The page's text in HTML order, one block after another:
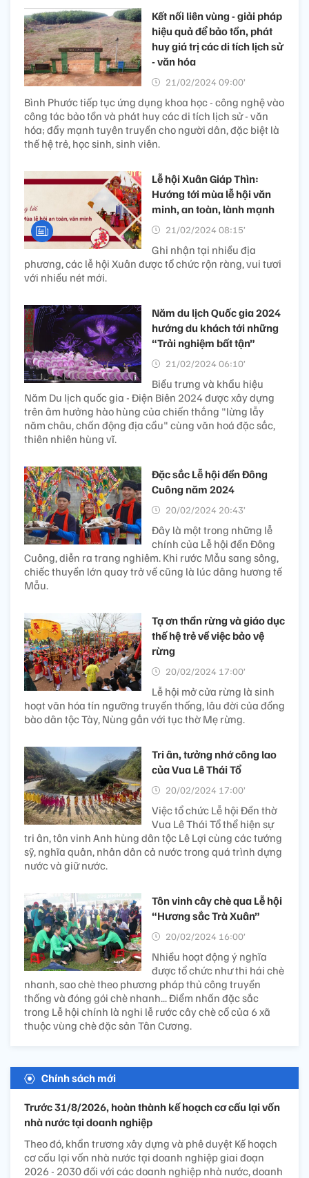
Kết nối liên vùng - giải pháp
hiệu quả để bảo tồn, phát
huy giá trị các di tích lịch sử
- văn hóa
21/02/2024 09:00’
Bình Phước tiếp tục ứng dụng khoa học - công nghệ vào
công tác bảo tồn và phát huy các di tích lịch sử - văn
hóa; đẩy mạnh tuyên truyền cho người dân, đặc biệt là
thế hệ trẻ, học sinh, sinh viên.
Lễ hội Xuân Giáp Thìn:
Hướng tới mùa lễ hội văn
minh, an toàn, lành mạnh
21/02/2024 08:15’
Ghi nhận tại nhiều địa
phương, các lễ hội Xuân được tổ chức rộn ràng, vui tươi
với nhiều nét mới.
Năm du lịch Quốc gia 2024
hướng du khách tới những
“Trải nghiệm bất tận”
21/02/2024 06:10’
Biểu trưng và khẩu hiệu
Năm Du lịch quốc gia - Điện Biên 2024 được xây dựng
trên âm hưởng hào hùng của chiến thắng "lừng lẫy
năm châu, chấn động địa cầu" cùng văn hoá đặc sắc,
thiên nhiên hùng vĩ.
Đặc sắc Lễ hội đền Đông
Cuông năm 2024
20/02/2024 20:43’
Đây là một trong những lễ
chính của Lễ hội đền Đông
Cuông, diễn ra trang nghiêm. Khi rước Mẫu sang sông,
chiếc thuyền lớn quay trở về cũng là lúc dâng hương tế
Mẫu.
Tạ ơn thần rừng và giáo dục
thế hệ trẻ về việc bảo vệ
rừng
20/02/2024 17:00’
Lễ hội mở cửa rừng là sinh
hoạt văn hóa tín ngưỡng truyền thống, lâu đời của đồng
bào dân tộc Tày, Nùng gắn với tục thờ Mẹ rừng.
Tri ân, tưởng nhớ công lao
của Vua Lê Thái Tổ
20/02/2024 17:00’
Việc tổ chức Lễ hội Đền thờ
Vua Lê Thái Tổ thể hiện sự
tri ân, tôn vinh Anh hùng dân tộc Lê Lợi cùng các tướng
sỹ, nghĩa quân, nhân dân cả nước trong quá trình dựng
nước và giữ nước.
Tôn vinh cây chè qua Lễ hội
“Hương sắc Trà Xuân”
20/02/2024 16:00’
Nhiều hoạt động ý nghĩa
được tổ chức như thi hái chè
nhanh, sao chè theo phương pháp thủ công truyền
thống và đóng gói chè nhanh... Điểm nhấn đặc sắc
trong Lễ hội chính là nghi lễ rước cây chè cổ của 6 xã
thuộc vùng chè đặc sản Tân Cương.
Chính sách mới
Trước 31/8/2026, hoàn thành kế hoạch cơ cấu lại vốn
nhà nước tại doanh nghiệp
Theo đó, khẩn trương xây dựng và phê duyệt Kế hoạch
cơ cấu lại vốn nhà nước tại doanh nghiệp giai đoạn
2026 - 2030 đối với các doanh nghiệp nhà nước, doanh